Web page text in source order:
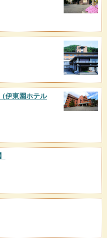
伊東園ホテル